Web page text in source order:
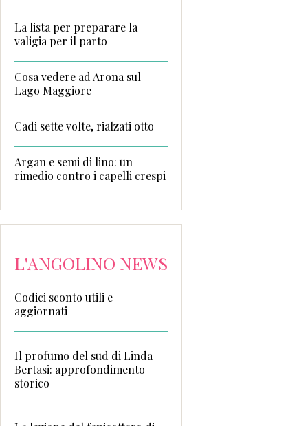
La lista per preparare la
valigia per il parto
Cosa vedere ad Arona sul
Lago Maggiore
Cadi sette volte, rialzati otto
Argan e semi di lino: un
rimedio contro i capelli crespi
L'ANGOLINO NEWS
Codici sconto utili e
aggiornati
Il profumo del sud di Linda
Bertasi: approfondimento
storico